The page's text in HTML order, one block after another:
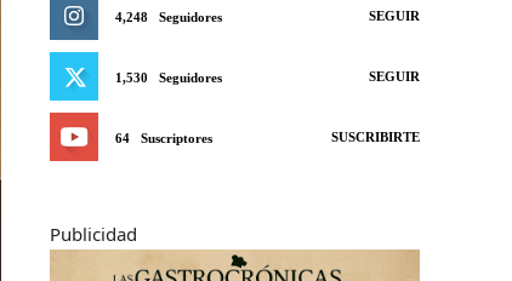
4,248 Seguidores SEGUIR
1,530 Seguidores SEGUIR
64 Suscriptores SUSCRIBIRTE
Publicidad